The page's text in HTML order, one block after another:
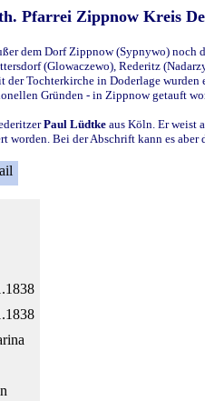
Pfarrei Zippnow Kreis
dem Dorf Zippnow (Sypnywo)
(Glowaczewo), Rederitz
Tochterkirche in Doderlage wurden
Gründen - in Zippnow getauft
Paul Lüdtke aus Köln. Er weist
Bei der Abschrift kann es